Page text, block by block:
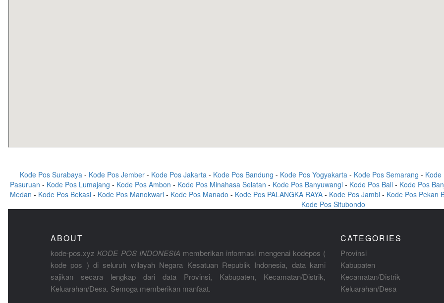
Kode Pos Surabaya - Kode Pos Jember - Kode Pos Jakarta - Kode Pos Bandung - Kode Pos Yogyakarta - Kode Pos Semarang - Kode
Pasuruan - Kode Pos Lumajang - Kode Pos Ambon - Kode Pos Minahasa Selatan - Kode Pos Banyuwangi- Kode Pos Bali- Kode Pos
Medan - Kode Pos Bekasi - Kode Pos Manokwari - Kode Pos Manado - Kode Pos PALANGKA RAYA - Kode Pos Jambi - Kode Pos Pekan
Kode Pos Situbondo
ABOUT
kode-pos.xyz KODE POS INDONESIA memberikan informasi mengenai kodepos (
kode pos ) di seluruh wilayah Negara Kesatuan Republik Indonesia, data kami
sajikan secara lengkap dari data Provinsi, Kabupaten, Kecamatan/Distrik,
Keluarahan/Desa. Semoga memberikan manfaat.
CATEGORIES
Provinsi
Kabupaten
Kecamatan/Distrik
Keluarahan/Desa